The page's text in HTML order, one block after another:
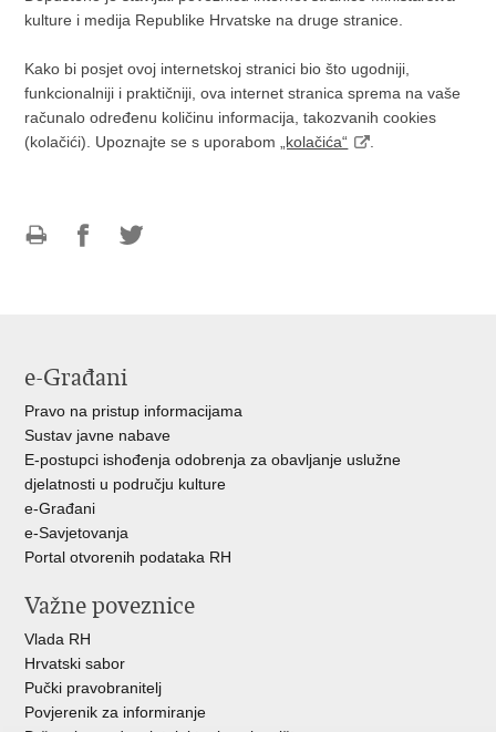
kulture i medija Republike Hrvatske na druge stranice.
Kako bi posjet ovoj internetskoj stranici bio što ugodniji,
funkcionalniji i praktičniji, ova internet stranica sprema na vaše
računalo određenu količinu informacija, takozvanih cookies
(kolačići). Upoznajte se s uporabom
„kolačića“
e-Građani
Pravo na pristup informacijama
Sustav javne nabave
E-postupci ishođenja odobrenja za obavljanje uslužne
djelatnosti u području kulture
e-Građani
e-Savjetovanja
Portal otvorenih podataka RH
Važne poveznice
Vlada RH
Hrvatski sabor
Pučki pravobranitelj
Povjerenik za informiranje